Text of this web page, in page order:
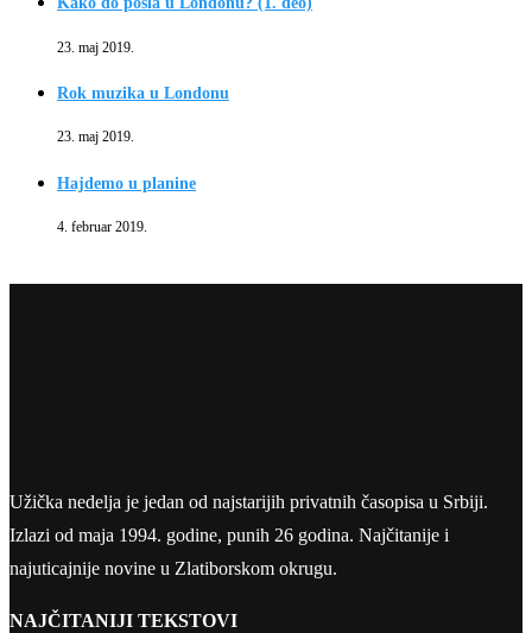
23. maj 2019.
Rok muzika u Londonu
23. maj 2019.
Hajdemo u planine
4. februar 2019.
Užička nedelja je jedan od najstarijih privatnih časopisa u Srbiji.
Izlazi od maja 1994. godine, punih 26 godina. Najčitanije i
najuticajnije novine u Zlatiborskom okrugu.
NAJČITANIJI TEKSTOVI